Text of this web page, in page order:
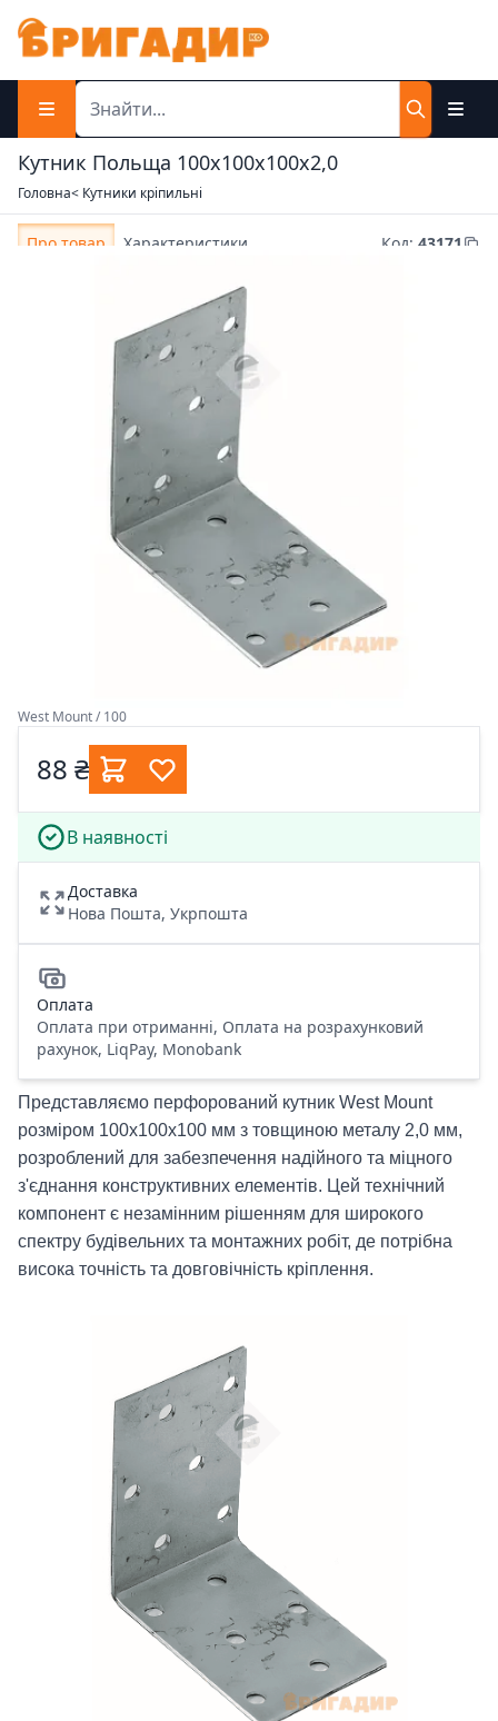
Кутник Польща 100х100х100х2,0
Головна< Кутники кріпильні
Про товар Характеристики Код: 43171
West Mount / 100
88 ₴
В наявності
Доставка
Нова Пошта, Укрпошта
Оплата
Оплата при отриманні, Оплата на розрахунковий
рахунок, LiqPay, Monobank
Представляємо перфорований кутник West Mount
розміром 100х100х100 мм з товщиною металу 2,0 мм,
розроблений для забезпечення надійного та міцного
з'єднання конструктивних елементів. Цей технічний
компонент є незамінним рішенням для широкого
спектру будівельних та монтажних робіт, де потрібна
висока точність та довговічність кріплення.